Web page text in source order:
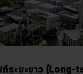
ท์ระยะยาว